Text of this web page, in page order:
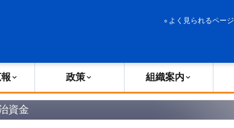
よく見られるページ
政策 組織案内
資金